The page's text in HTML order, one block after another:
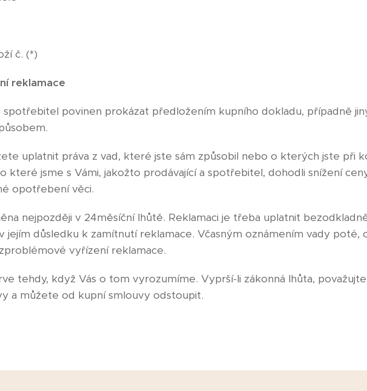
č. (*)
reklamace
spotřebitel povinen prokázat předložením kupního dokladu, případně
uplatnit práva z vad, které jste sám způsobil nebo o kterých jste při
které jsme s Vámi, jakožto prodávající a spotřebitel, dohodli snížení
opotřebení věci.
nejpozději v 24měsíční lhůtě. Reklamaci je třeba uplatnit
jejím důsledku k zamítnutí reklamace. Včasným oznámením vady poté,
vyřízení reklamace.
tehdy, když Vás o tom vyrozumíme. Vyprší-li zákonná lhůta,
a můžete od kupní smlouvy odstoupit.